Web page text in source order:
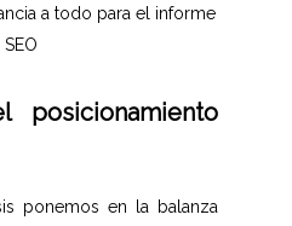
a todo para el informe
SEO
ponemos en la balanza